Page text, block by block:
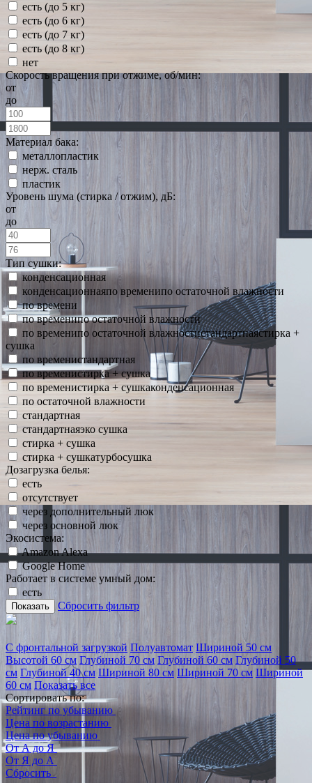
есть (до 5 кг)
есть (до 6 кг)
есть (до 7 кг)
есть (до 8 кг)
нет
Скорость вращения при отжиме, об/мин:
от
до
Материал бака:
металлопластик
нерж. сталь
пластик
Уровень шума (стирка / отжим), дБ:
от
до
Тип сушки:
конденсационная
конденсационнаяпо временипо остаточной влажности
по времени
по временипо остаточной влажности
по временипо остаточной влажностистандартнаястирка +
сушка
по временистандартная
по временистирка + сушка
по временистирка + сушкаконденсационная
по остаточной влажности
стандартная
стандартнаяэко сушка
стирка + сушка
стирка + сушкатурбосушка
Дозагрузка белья:
есть
отсутствует
через дополнительный люк
через основной люк
Экосистема:
Amazon Alexa
Google Home
Работает в системе умный дом:
есть
Показать Сбросить фильтр
С фронтальной загрузкой Полуавтомат Шириной 50 см
Высотой 60 см Глубиной 70 см Глубиной 60 см Глубиной 50
см Глубиной 40 см Шириной 80 см Шириной 70 см Шириной
60 см Показать все
Сортировать по:
Рейтинг по убыванию
Цена по возрастанию
Цена по убыванию
От А до Я
От Я до А
Сбросить